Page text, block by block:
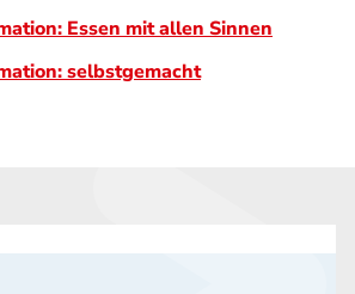
Essen mit allen Sinnen
selbstgemacht